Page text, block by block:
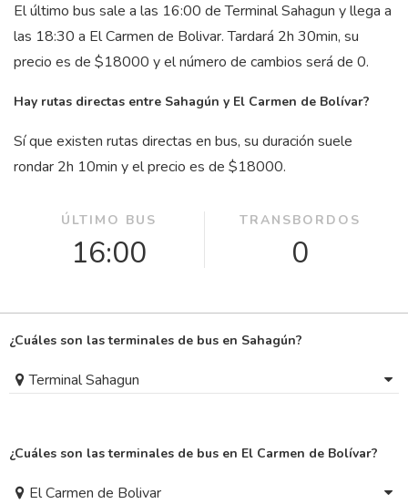
El último bus sale a las 16:00 de Terminal Sahagun y llega a
las 18:30 a El Carmen de Bolivar. Tardará 2h 30min, su
precio es de $18000 y el número de cambios será de 0.
Hay rutas directas entre Sahagún y El Carmen de Bolívar?
Sí que existen rutas directas en bus, su duración suele
rondar 2h 10min y el precio es de $18000.
ÚLTIMO BUS
16:00
TRANSBORDOS
0
¿Cuáles son las terminales de bus en Sahagún?
Terminal Sahagun
¿Cuáles son las terminales de bus en El Carmen de Bolívar?
El Carmen de Bolivar